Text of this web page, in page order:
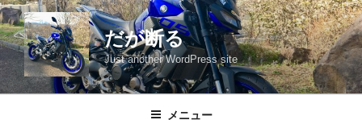
コ
ン
テ
ン
ツ
だが断る
Just another WordPress site
メニュー